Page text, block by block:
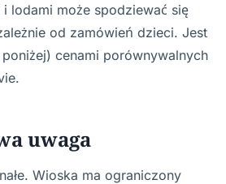
lodami może spodziewać się
od zamówień dzieci. Jest
cenami porównywalnych
uwaga
Wioska ma ograniczony